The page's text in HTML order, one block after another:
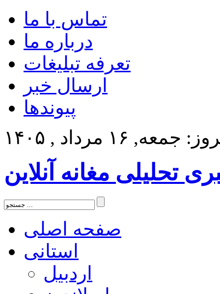
تماس با ما
درباره ما
تعرفه تبلیغات
ارسال خبر
پیوندها
جمعه, ۱۶ مرداد , ۱۴۰۵
تحلیلی مغانه آنلاین
صفحه اصلی
استانی
اردبیل